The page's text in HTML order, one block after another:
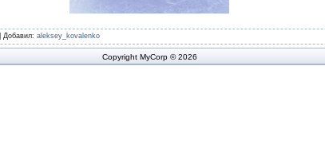
Добавил: aleksey_kovalenko
Copyright MyCorp © 2026